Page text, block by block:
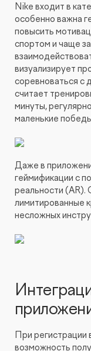
Nike входит в
особенно важна
повысить
спортом и чаще
визуализирует
соревноваться с
считает
минуты,
маленькие
Даже в
геймификации с
реальности (AR).
лимитированные
несложных
При регистрации
возможность